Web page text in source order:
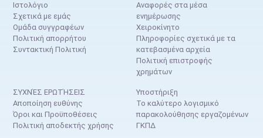
Ιστολόγιο
Σχετικά με εμάς
Ομάδα συγγραφέων
Πολιτική απορρήτου
Συντακτική Πολιτική
Αναφορές στα μέσα
ενημέρωσης
Χειροκίνητο
Πληροφορίες σχετικά με τα
κατεβασμένα αρχεία
Πολιτική επιστροφής
χρημάτων
ΣΥΧΝΈΣ ΕΡΩΤΉΣΕΙΣ
Αποποίηση ευθύνης
Όροι και Προϋποθέσεις
Πολιτική αποδεκτής χρήσης
Υποστήριξη
Το καλύτερο λογισμικό
παρακολούθησης εργαζομένων
ΓΚΠΔ